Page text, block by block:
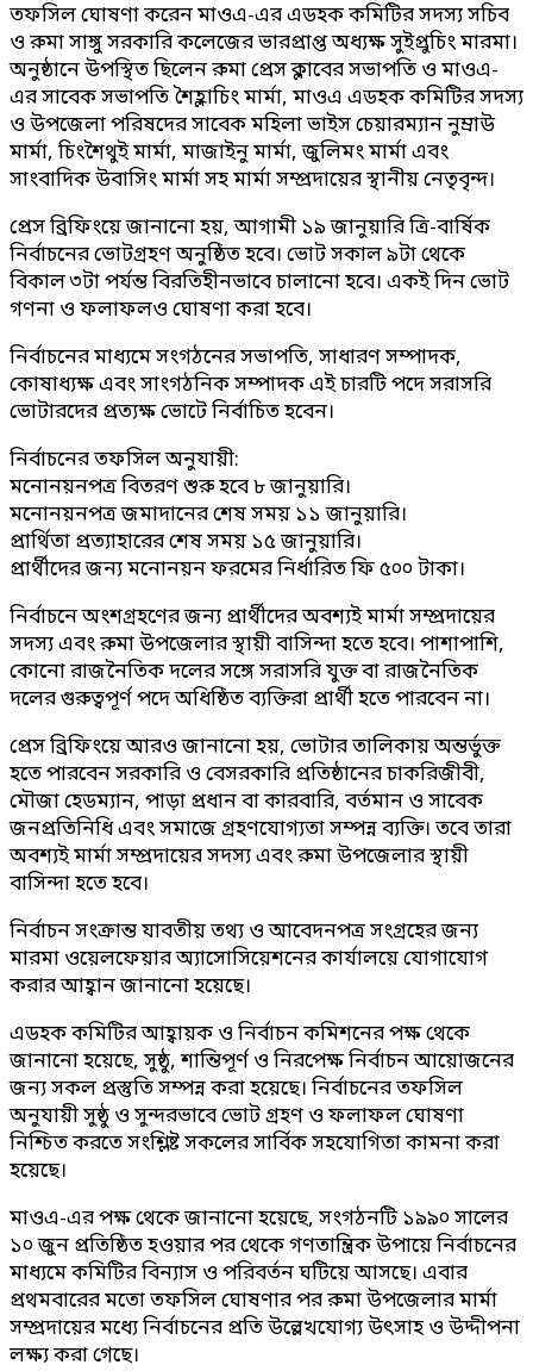
তফসিল ঘোষণা করেন মাওএ-এর এডহক কমিটির সদস্য সচিব
ও রুমা সাঙ্গু সরকারি কলেজের ভারপ্রাপ্ত অধ্যক্ষ সুইপ্রুচিং মারমা।
অনুষ্ঠানে উপস্থিত ছিলেন রুমা প্রেস ক্লাবের সভাপতি ও মাওএ-
এর সাবেক সভাপতি শৈহ্লাচিং মার্মা, মাওএ এডহক কমিটির সদস্য
ও উপজেলা পরিষদের সাবেক মহিলা ভাইস চেয়ারম্যান নুম্রাউ
মার্মা, চিংশৈথুই মার্মা, মাজাইনু মার্মা, জুলিমং মার্মা এবং
সাংবাদিক উবাসিং মার্মা সহ মার্মা সম্প্রদায়ের স্থানীয় নেতৃবৃন্দ।
প্রেস ব্রিফিংয়ে জানানো হয়, আগামী ১৯ জানুয়ারি ত্রি-বার্ষিক
নির্বাচনের ভোটগ্রহণ অনুষ্ঠিত হবে। ভোট সকাল ৯টা থেকে
বিকাল ৩টা পর্যন্ত বিরতিহীনভাবে চালানো হবে। একই দিন ভোট
গণনা ও ফলাফলও ঘোষণা করা হবে।
নির্বাচনের মাধ্যমে সংগঠনের সভাপতি, সাধারণ সম্পাদক,
কোষাধ্যক্ষ এবং সাংগঠনিক সম্পাদক এই চারটি পদে সরাসরি
ভোটারদের প্রত্যক্ষ ভোটে নির্বাচিত হবেন।
নির্বাচনের তফসিল অনুযায়ী:
মনোনয়নপত্র বিতরণ শুরু হবে ৮ জানুয়ারি।
মনোনয়নপত্র জমাদানের শেষ সময় ১১ জানুয়ারি।
প্রার্থিতা প্রত্যাহারের শেষ সময় ১৫ জানুয়ারি।
প্রার্থীদের জন্য মনোনয়ন ফরমের নির্ধারিত ফি ৫০০ টাকা।
নির্বাচনে অংশগ্রহণের জন্য প্রার্থীদের অবশ্যই মার্মা সম্প্রদায়ের
সদস্য এবং রুমা উপজেলার স্থায়ী বাসিন্দা হতে হবে। পাশাপাশি,
কোনো রাজনৈতিক দলের সঙ্গে সরাসরি যুক্ত বা রাজনৈতিক
দলের গুরুত্বপূর্ণ পদে অধিষ্ঠিত ব্যক্তিরা প্রার্থী হতে পারবেন না।
প্রেস ব্রিফিংয়ে আরও জানানো হয়, ভোটার তালিকায় অন্তর্ভুক্ত
হতে পারবেন সরকারি ও বেসরকারি প্রতিষ্ঠানের চাকরিজীবী,
মৌজা হেডম্যান, পাড়া প্রধান বা কারবারি, বর্তমান ও সাবেক
জনপ্রতিনিধি এবং সমাজে গ্রহণযোগ্যতা সম্পন্ন ব্যক্তি। তবে তারা
অবশ্যই মার্মা সম্প্রদায়ের সদস্য এবং রুমা উপজেলার স্থায়ী
বাসিন্দা হতে হবে।
নির্বাচন সংক্রান্ত যাবতীয় তথ্য ও আবেদনপত্র সংগ্রহের জন্য
মারমা ওয়েলফেয়ার অ্যাসোসিয়েশনের কার্যালয়ে যোগাযোগ
করার আহ্বান জানানো হয়েছে।
এডহক কমিটির আহ্বায়ক ও নির্বাচন কমিশনের পক্ষ থেকে
জানানো হয়েছে, সুষ্ঠু, শান্তিপূর্ণ ও নিরপেক্ষ নির্বাচন আয়োজনের
জন্য সকল প্রস্তুতি সম্পন্ন করা হয়েছে। নির্বাচনের তফসিল
অনুযায়ী সুষ্ঠু ও সুন্দরভাবে ভোট গ্রহণ ও ফলাফল ঘোষণা
নিশ্চিত করতে সংশ্লিষ্ট সকলের সার্বিক সহযোগিতা কামনা করা
হয়েছে।
মাওএ-এর পক্ষ থেকে জানানো হয়েছে, সংগঠনটি ১৯৯০ সালের
১০ জুন প্রতিষ্ঠিত হওয়ার পর থেকে গণতান্ত্রিক উপায়ে নির্বাচনের
মাধ্যমে কমিটির বিন্যাস ও পরিবর্তন ঘটিয়ে আসছে। এবার
প্রথমবারের মতো তফসিল ঘোষণার পর রুমা উপজেলার মার্মা
সম্প্রদায়ের মধ্যে নির্বাচনের প্রতি উল্লেখযোগ্য উৎসাহ ও উদ্দীপনা
লক্ষ্য করা গেছে।